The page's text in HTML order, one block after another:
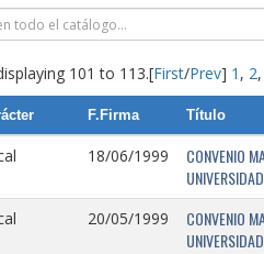
101 to 113.[First/Prev] 1 , 2,
F.Firma Título
18/06/1999
CONVENIO
20/05/1999
CONVENIO